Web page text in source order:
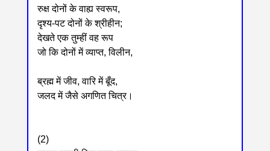
रुक्ष दोनों के वाह्य स्वरूप,
दृश्य-पट दोनों के श्रीहीन;
देखते एक तुम्हीं वह रूप
जो कि दोनों में व्याप्त, विलीन,
ब्रह्म में जीव, वारि में बूँद,
जलद में जैसे अगणित चित्र।
(2)